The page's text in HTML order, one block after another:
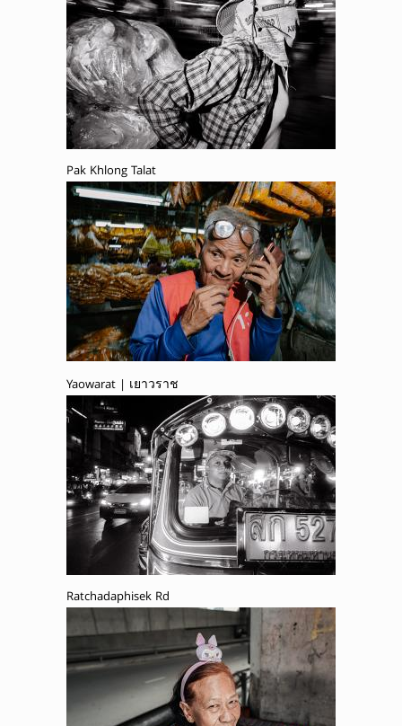
Pak Khlong Talat
Yaowarat | เยาวราช
Ratchadaphisek Rd